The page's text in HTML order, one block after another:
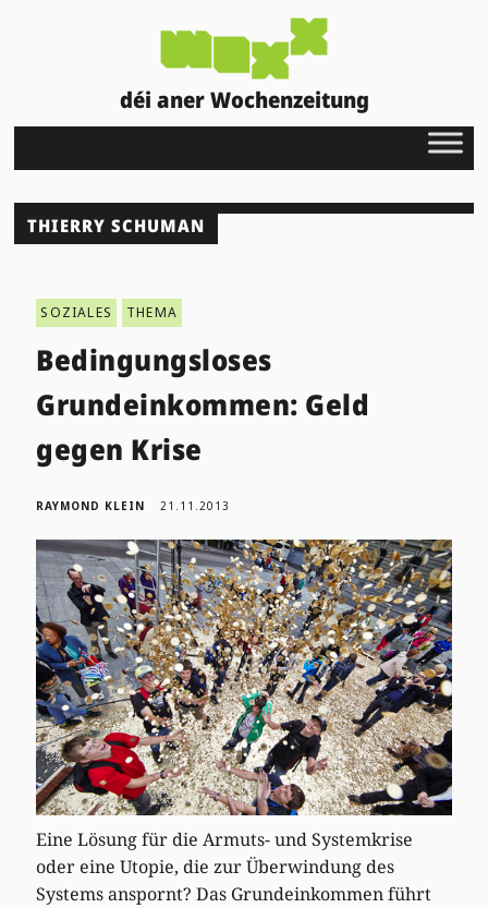
déi aner Wochenzeitung
THIERRY SCHUMAN
SOZIALES THEMA
Bedingungsloses
Grundeinkommen: Geld
gegen Krise
RAYMOND KLEIN 21.11.2013
Eine Lösung für die Armuts- und Systemkrise
oder eine Utopie, die zur Überwindung des
Systems anspornt? Das Grundeinkommen führt